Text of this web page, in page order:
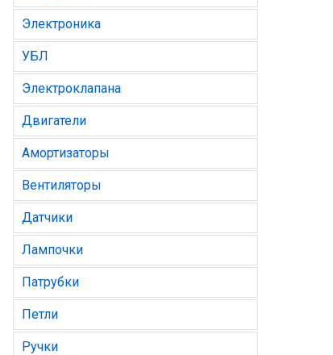
Электроника
УБЛ
Электроклапана
Двигатели
Амортизаторы
Вентиляторы
Датчики
Лампочки
Патрубки
Петли
Ручки